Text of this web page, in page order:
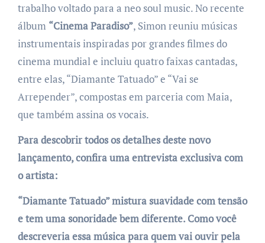
trabalho voltado para a neo soul music. No recente
álbum “Cinema Paradiso”, Simon reuniu músicas
instrumentais inspiradas por grandes filmes do
cinema mundial e incluiu quatro faixas cantadas,
entre elas, “Diamante Tatuado” e “Vai se
Arrepender”, compostas em parceria com Maia,
que também assina os vocais.
Para descobrir todos os detalhes deste novo
lançamento, confira uma entrevista exclusiva com
o artista:
“Diamante Tatuado” mistura suavidade com tensão
e tem uma sonoridade bem diferente. Como você
descreveria essa música para quem vai ouvir pela